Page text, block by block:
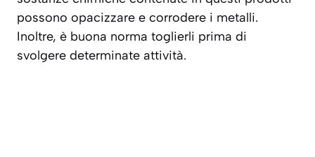
possono opacizzare e corrodere i metalli.
Inoltre, è buona norma toglierli prima di
svolgere determinate attività.